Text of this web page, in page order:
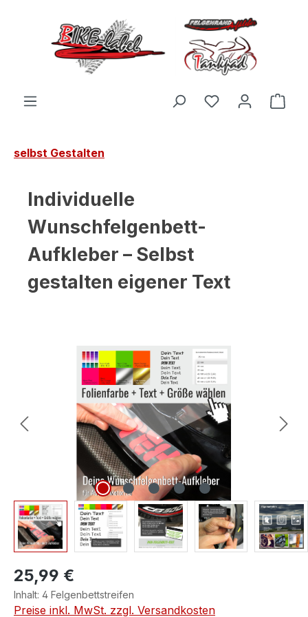
Zum Hauptinhalt springen
Du hast 0
selbst Gestalten
Individuelle
Wunschfelgenbett-
Aufkleber – Selbst
gestalten eigener Text
Bildergalerie überspringen
25,99 €
Inhalt: 4 Felgenbettstreifen
Preise inkl. MwSt. zzgl. Versandkosten